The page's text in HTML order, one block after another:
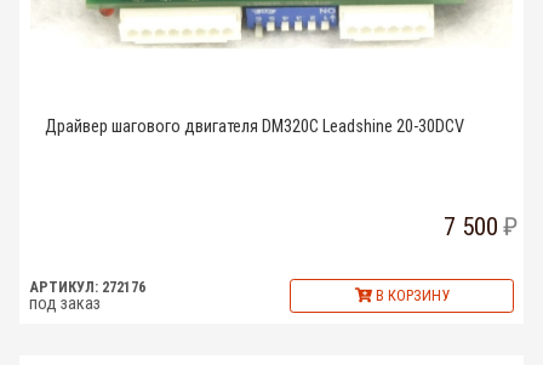
Драйвер шагового двигателя DM320C Leadshine 20-30DCV
7 500
АРТИКУЛ: 272176
под заказ В КОРЗИНУ